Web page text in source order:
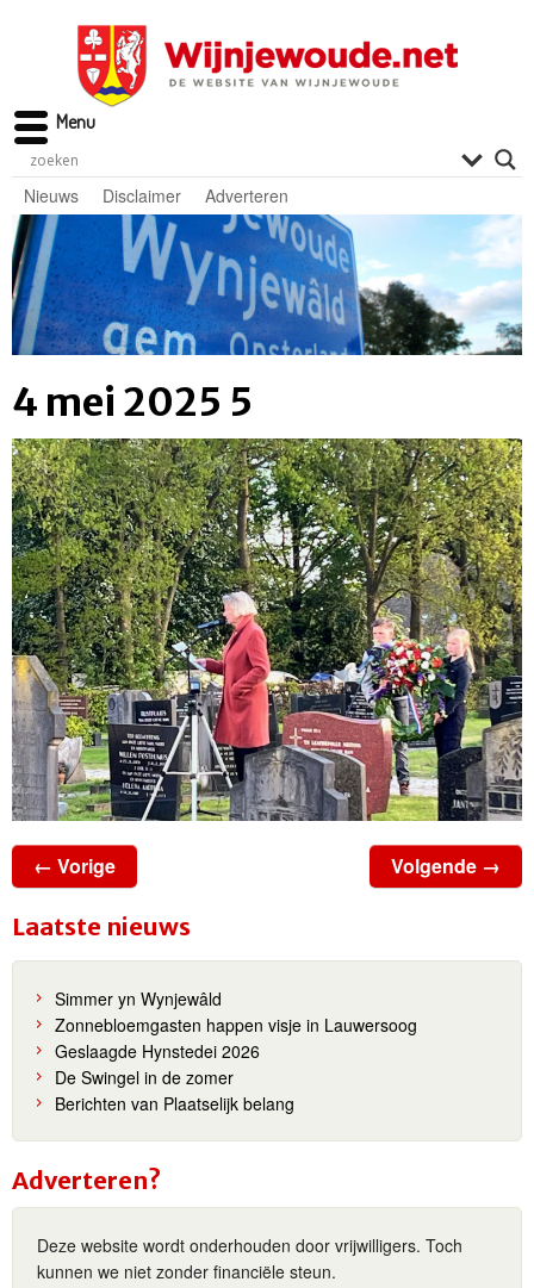
Nieuws Disclaimer Adverteren
4 mei 2025 5
← Vorige Volgende →
Laatste nieuws
Simmer yn Wynjewâld
Zonnebloemgasten happen visje in Lauwersoog
Geslaagde Hynstedei 2026
De Swingel in de zomer
Berichten van Plaatselijk belang
Adverteren?
Deze website wordt onderhouden door vrijwilligers. Toch
kunnen we niet zonder financiële steun.
Menu